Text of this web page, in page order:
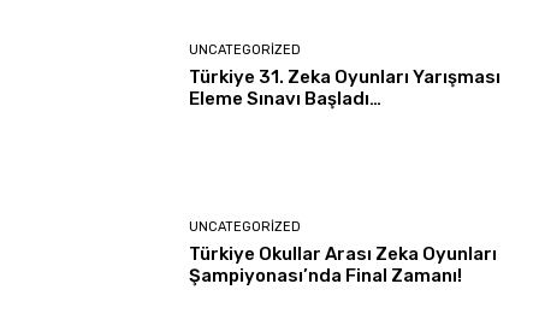
UNCATEGORIZED
Türkiye 31. Zeka Oyunları Yarışması
Eleme Sınavı Başladı…
UNCATEGORIZED
Türkiye Okullar Arası Zeka Oyunları
Şampiyonası’nda Final Zamanı!